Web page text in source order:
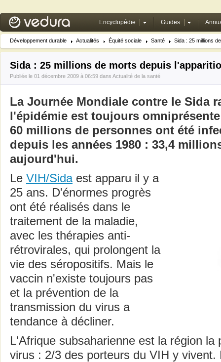
Encyclopédie Guides
Développement durable Actualités Équité sociale Santé Sida : 25 millions
Sida : 25 millions de morts depuis
Publiée le 01 décembre 2009 à 06:59 dans Actualité de la santé
La Journée Mondiale contre le Sida
l'épidémie est toujours
60 millions de personnes ont été
depuis les années 1980 : 33,4
aujourd'hui.
Le VIH/Sidaest apparu il y a
25 ans. D'énormes progrès
ont été réalisés dans le
traitement de la maladie,
avec les thérapies anti-
rétrovirales, qui prolongent la
vie des séropositifs. Mais le
vaccin n'existe toujours pas
et la prévention de la
transmission du virus a
tendance à décliner.
L'Afrique subsaharienne est la région la
virus : 2/3 des porteurs du VIH y vivent.